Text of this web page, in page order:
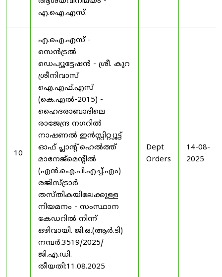
എ.ഐ.എസ്.
10
എ.ഐ.എസ് -
സെൻട്രൽ
ഡെപ്യൂട്ടേഷൻ - ശ്രീ. കുറ
ശ്രീനിവാസ്
ഐ.എഫ്.എസ്
(കെ.എൽ-2015) -
ഹൈദരാബാദിലെ
രാജേന്ദ്ര നഗറിൽ
നാഷണൽ ഇൻസ്റ്റിറ്റ്യൂട്ട്
ഓഫ് പ്ലാന്റ് ഹെൽത്ത്
മാനേജ്‌മെന്റിൽ
(എൻ.ഐ.പി.എച്ച്.എം)
രജിസ്ട്രാർ
തസ്തികയിലേക്കുള്ള
നിയമനം - സംസ്ഥാന
കേഡറിൽ നിന്ന്
ഒഴിവായി. ജി.ഒ.(ആർ.ടി)
നമ്പർ.3519/2025/
ജി.എ.ഡി.
തീയതി:11.08.2025
Dept
Orders
14-08-
2025